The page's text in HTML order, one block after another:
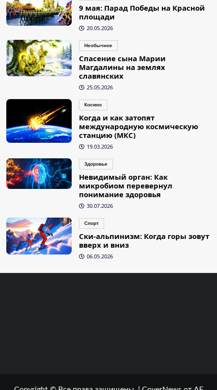
9 мая: Парад Победы на Красной
площади
20.05.2026
Необычное
Спасение сына Марии
Магдалины на землях
славянских
25.05.2026
Космос
Когда и как затопят
международную космическую
станцию (МКС)
19.03.2026
Здоровье
Невидимый орган: Как
микробиом перевернул
понимание здоровья
30.07.2026
Спорт
Ски-альпинизм: Когда горы зовут
вверх и вниз
06.05.2026